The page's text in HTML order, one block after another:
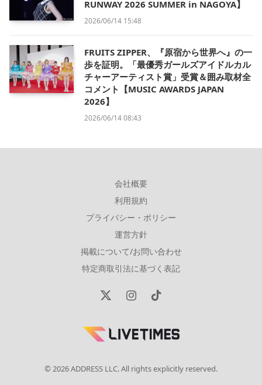
RUNWAY 2026 SUMMER in NAGOYA】
2026/06/14 15:48
FRUITS ZIPPER、『原宿から世界へ』の一
歩を証明。「最優秀ガールズアイドルカル
チャーアーティスト賞」受賞＆囲み取材全
コメント【MUSIC AWARDS JAPAN
2026】
2026/06/14 08:43
会社概要
利用規約
プライバシー・ポリシー
運営方針
掲載について/お問い合わせ
特定商取引法に基づく表記
X
InstagramTikTok
© 2026 ADDRESS LLC. All rights explicitly reserved.